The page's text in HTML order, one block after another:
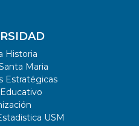
Historia
Maria
Estratégicas
USM